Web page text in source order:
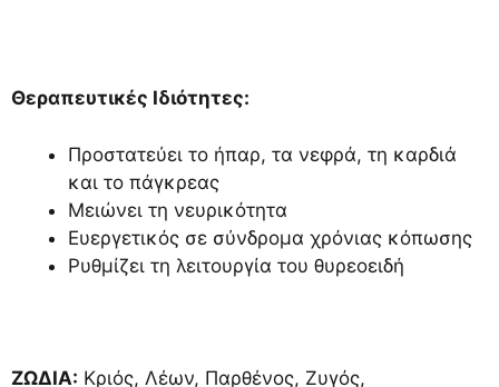
Θεραπευτικές Ιδιότητες:
Προστατεύει το ήπαρ, τα νεφρά, τη καρδιά
και το πάγκρεας
Μειώνει τη νευρικότητα
Ευεργετικός σε σύνδρομα χρόνιας κόπωσης
Ρυθμίζει τη λειτουργία του θυρεοειδή
ΖΩΔΙΑ: Κριός, Λέων, Παρθένος, Ζυγός,